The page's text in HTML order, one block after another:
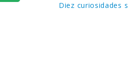
Diez curiosidades